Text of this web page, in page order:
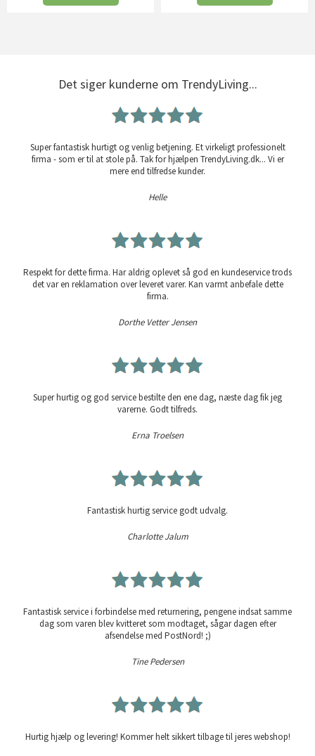
Det siger kunderne om TrendyLiving...
Super fantastisk hurtigt og venlig betjening. Et virkeligt professionelt
firma - som er til at stole på. Tak for hjælpen TrendyLiving.dk... Vi er
mere end tilfredse kunder.
Helle
Respekt for dette firma. Har aldrig oplevet så god en kundeservice trods
det var en reklamation over leveret varer. Kan varmt anbefale dette
firma.
Dorthe Vetter Jensen
Super hurtig og god service bestilte den ene dag, næste dag fik jeg
varerne. Godt tilfreds.
Erna Troelsen
Fantastisk hurtig service godt udvalg.
Charlotte Jalum
Fantastisk service i forbindelse med returnering, pengene indsat samme
dag som varen blev kvitteret som modtaget, sågar dagen efter
afsendelse med PostNord! ;)
Tine Pedersen
Hurtig hjælp og levering! Kommer helt sikkert tilbage til jeres webshop!